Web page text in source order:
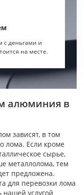
с деньгами и
на месте.
алюминия в
зависят, в том
лома. Если кроме
сырье,
металлолома, тем
предложена.
для перевозки лома
нашей услугой